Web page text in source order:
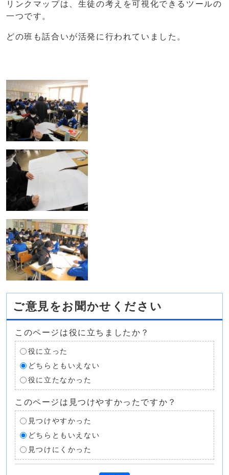
リンクマップは、生徒の考えを可視化できるツールの
一つです。
どの班も話合いが活発に行われていました。
ご意見をお聞かせください
このページは役に立ちましたか？
役に立った
どちらともいえない
役に立たなかった
このページは見つけやすかったですか？
見つけやすかった
どちらともいえない
見つけにくかった